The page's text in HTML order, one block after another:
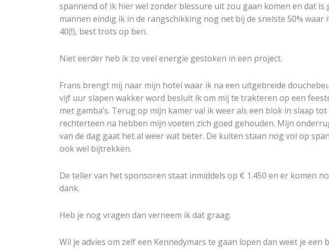
spannend of ik hier wel zonder blessure uit zou gaan komen en dat is
mannen eindig ik in de rangschikking nog net bij de snelste 50% waar
40(!), best trots op ben.
Niet eerder heb ik zo veel energie gestoken in een project.
Frans brengt mij naar mijn hotel waar ik na een uitgebreide
vijf uur slapen wakker word besluit ik om mij te trakteren op een
met gamba’s. Terug op mijn kamer val ik weer als een blok in slaap
rechterteen na hebben mijn voeten zich goed gehouden. Mijn
van de dag gaat het al weer wat beter. De kuiten staan nog vol op
ook wel bijtrekken.
De teller van het sponsoren staat inmiddels op € 1.450 en er komen
dank.
Heb je nog vragen dan verneem ik dat graag.
Wil je advies om zelf een Kennedymars te gaan lopen dan weet je een